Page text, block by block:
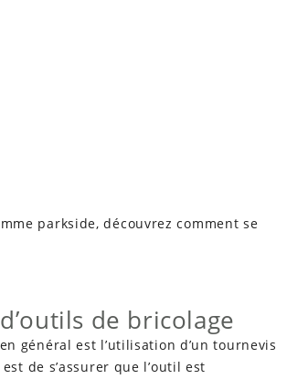
parkside, découvrez comment se
de bricolage
général est l’utilisation d’un tournevis
de s’assurer que l’outil est